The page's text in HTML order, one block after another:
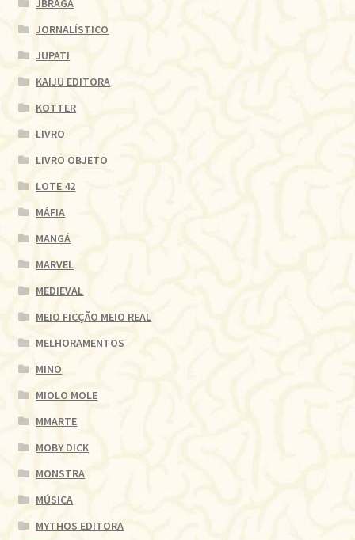
JBRAGA
JORNALÍSTICO
JUPATI
KAIJU EDITORA
KOTTER
LIVRO
LIVRO OBJETO
LOTE 42
MÁFIA
MANGÁ
MARVEL
MEDIEVAL
MEIO FICÇÃO MEIO REAL
MELHORAMENTOS
MINO
MIOLO MOLE
MMARTE
MOBY DICK
MONSTRA
MÚSICA
MYTHOS EDITORA